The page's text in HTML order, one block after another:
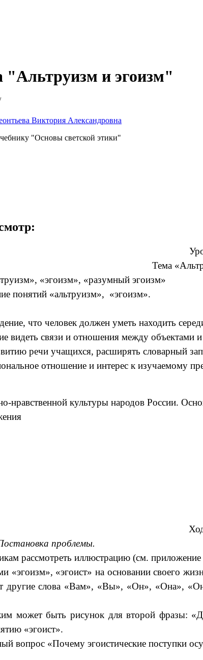
"Альтруизм и эгоизм"
Виктория Александровна
"Основы светской этики"
Тема
«эгоизм», «разумный эгоизм»
понятий «альтруизм», «эгоизм».
что человек должен уметь находить
видеть связи и отношения между объектами
речи учащихся, расширять словарный
отношение и интерес к изучаемому
нравственной культуры народов России.
проблемы.
рассмотреть иллюстрацию (см.
«эгоизм», «эгоист» на основании своего
другие слова «Вам», «Вы», «Он», «Она»,
может быть рисунок для второй фразы:
«эгоист».
вопрос «Почему эгоистические поступки